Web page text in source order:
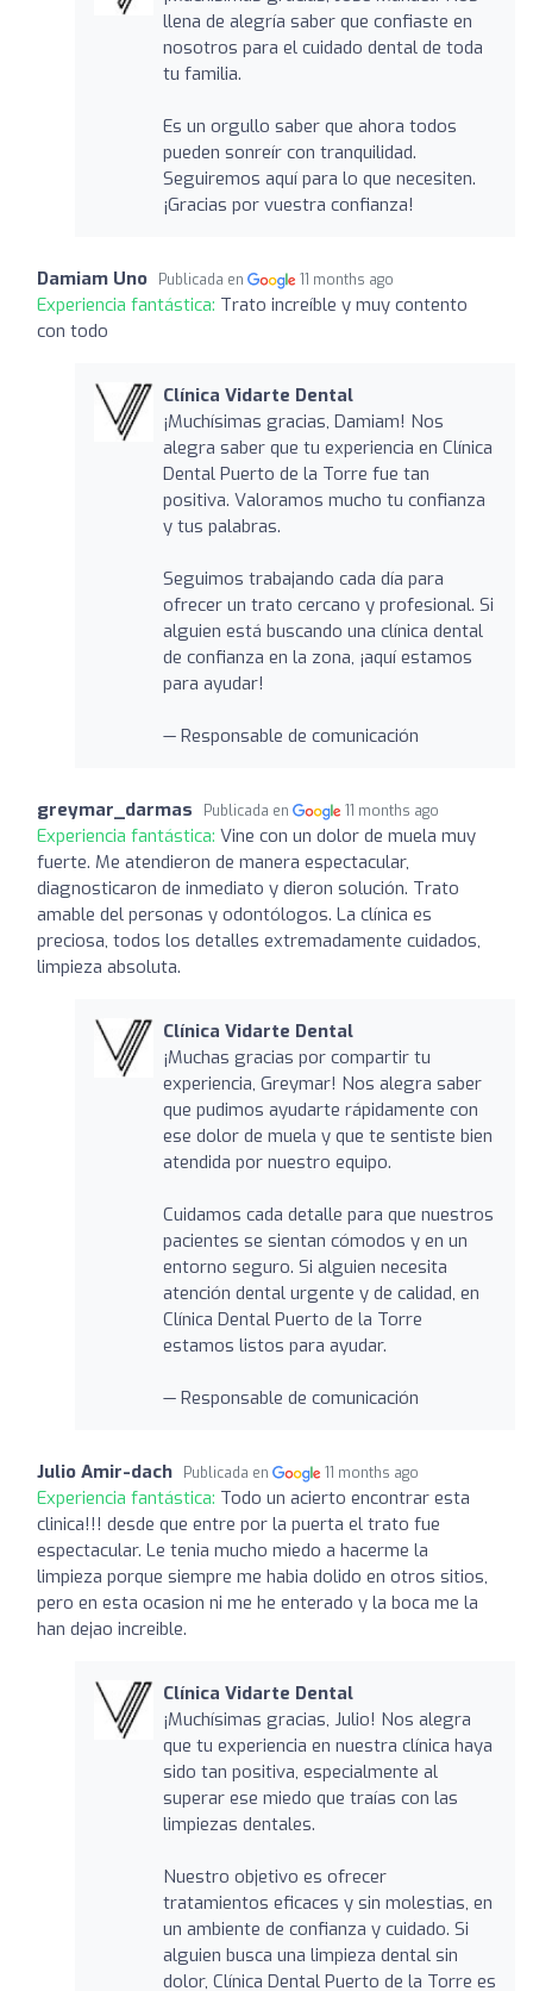
llena de alegría saber que confiaste en
nosotros para el cuidado dental de toda
tu familia.
Es un orgullo saber que ahora todos
pueden sonreír con tranquilidad.
Seguiremos aquí para lo que necesiten.
¡Gracias por vuestra confianza!
Damiam Uno Publicada en 11 months ago
Experiencia fantástica: Trato increíble y muy contento
con todo
Clínica Vidarte Dental
¡Muchísimas gracias, Damiam! Nos
alegra saber que tu experiencia en Clínica
Dental Puerto de la Torre fue tan
positiva. Valoramos mucho tu confianza
y tus palabras.
Seguimos trabajando cada día para
ofrecer un trato cercano y profesional. Si
alguien está buscando una clínica dental
de confianza en la zona, ¡aquí estamos
para ayudar!
— Responsable de comunicación
greymar_darmas Publicada en 11 months ago
Experiencia fantástica: Vine con un dolor de muela muy
fuerte. Me atendieron de manera espectacular,
diagnosticaron de inmediato y dieron solución. Trato
amable del personas y odontólogos. La clínica es
preciosa, todos los detalles extremadamente cuidados,
limpieza absoluta.
Clínica Vidarte Dental
¡Muchas gracias por compartir tu
experiencia, Greymar! Nos alegra saber
que pudimos ayudarte rápidamente con
ese dolor de muela y que te sentiste bien
atendida por nuestro equipo.
Cuidamos cada detalle para que nuestros
pacientes se sientan cómodos y en un
entorno seguro. Si alguien necesita
atención dental urgente y de calidad, en
Clínica Dental Puerto de la Torre
estamos listos para ayudar.
— Responsable de comunicación
Julio Amir-dach Publicada en 11 months ago
Experiencia fantástica: Todo un acierto encontrar esta
clinica!!! desde que entre por la puerta el trato fue
espectacular. Le tenia mucho miedo a hacerme la
limpieza porque siempre me habia dolido en otros sitios,
pero en esta ocasion ni me he enterado y la boca me la
han dejao increible.
Clínica Vidarte Dental
¡Muchísimas gracias, Julio! Nos alegra
que tu experiencia en nuestra clínica haya
sido tan positiva, especialmente al
superar ese miedo que traías con las
limpiezas dentales.
Nuestro objetivo es ofrecer
tratamientos eficaces y sin molestias, en
un ambiente de confianza y cuidado. Si
alguien busca una limpieza dental sin
dolor, Clínica Dental Puerto de la Torre es